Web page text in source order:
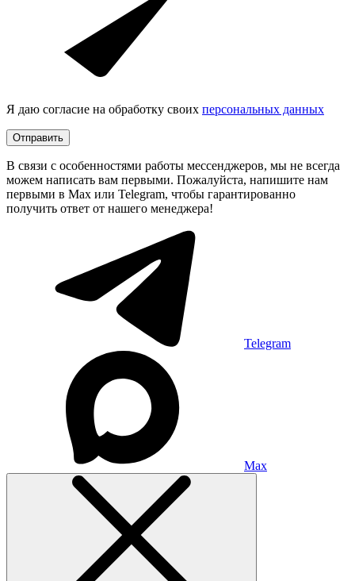
Я даю согласие на обработку своих персональных данных
Отправить
В связи с особенностями работы мессенджеров, мы не всегда
можем написать вам первыми. Пожалуйста, напишите нам
первыми в Max или Telegram, чтобы гарантированно
получить ответ от нашего менеджера!
Telegram
Max